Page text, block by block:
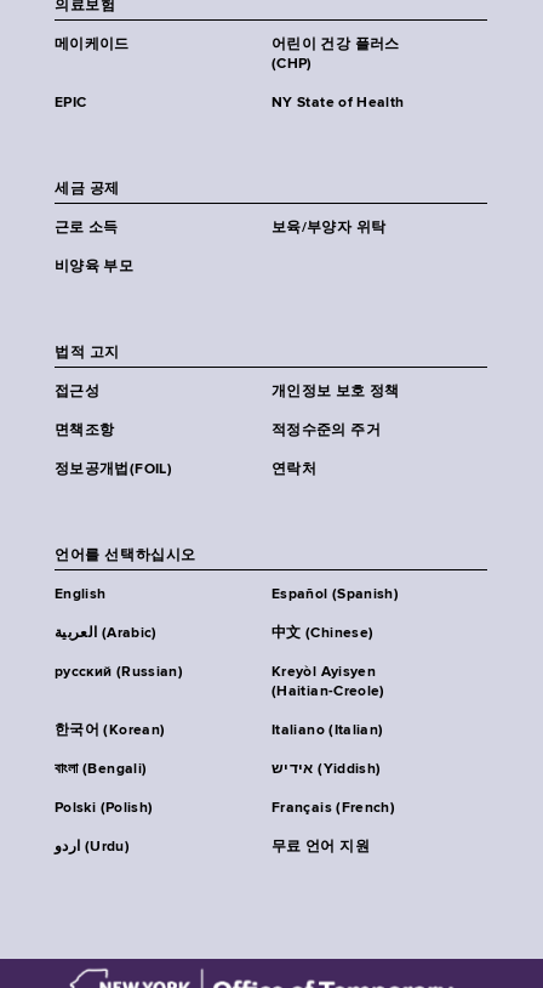
의료보험
메이케이드
어린이 건강 플러스
(CHP)
EPIC NY State of Health
세금 공제
근로 소득 보육/부양자 위탁
비양육 부모
법적 고지
접근성 개인정보 보호 정책
면책조항 적정수준의 주거
정보공개법(FOIL) 연락처
언어를 선택하십시오
English Español (Spanish)
العربية (Arabic) 中文 (Chinese)
русский (Russian)
Kreyòl Ayisyen
(Haitian-Creole)
한국어 (Korean) Italiano (Italian)
বাংলা (Bengali) אידיש (Yiddish)
Polski (Polish) Français (French)
اردو (Urdu) 무료 언어 지원